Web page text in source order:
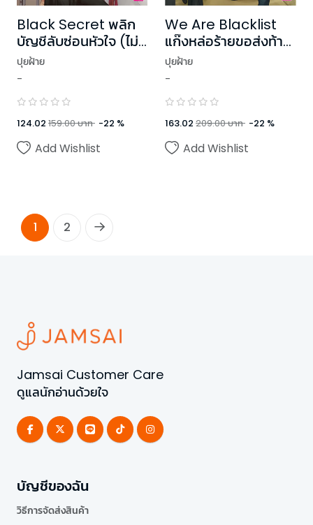
Black Secret พลิก
บัญชีลับซ่อนหัวใจ (ไม่)
ให้รักเธอ ชุด Blacklist
ปุยฝ้าย
-
124.02 159.00บาท -22 %
Add Wishlist
We Are Blacklist
แก๊งหล่อร้ายขอส่งท้าย
ภารกิจรัก ชุด
Blacklist
ปุยฝ้าย
-
163.02 209.00บาท -22 %
Add Wishlist
1 2
Jamsai Customer Care
ดูแลนักอ่านด้วยใจ
บัญชีของฉัน
วิธีการจัดส่งสินค้า